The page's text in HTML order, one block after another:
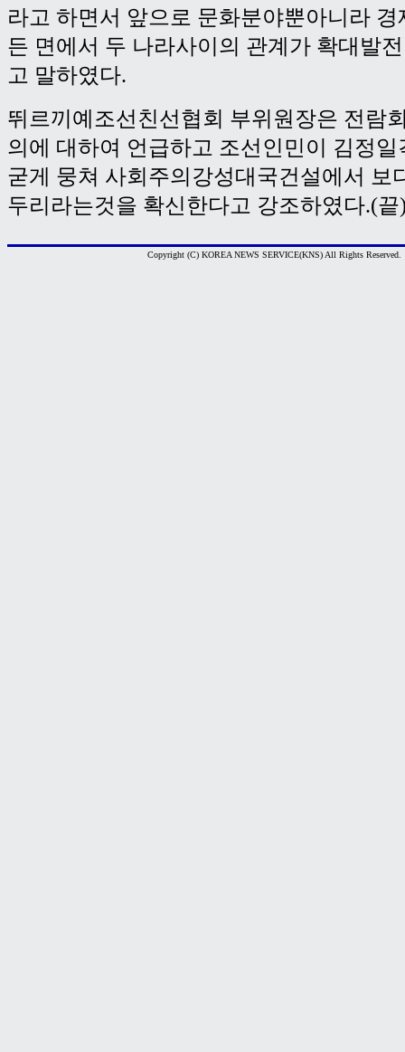
라고 하면서 앞으로 문화분야뿐아니라
든 면에서 두 나라사이의 관계가 확대발
고 말하였다.
뛰르끼예조선친선협회 부위원장은 전람
의에 대하여 언급하고 조선인민이 김정
굳게 뭉쳐 사회주의강성대국건설에서 보
두리라는것을 확신한다고 강조하였다.(끝
Copyright (C) KOREA NEWS SERVICE(KNS) All Rights Reserved.